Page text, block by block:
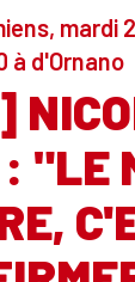
mardi
à d'Ornano
"LE